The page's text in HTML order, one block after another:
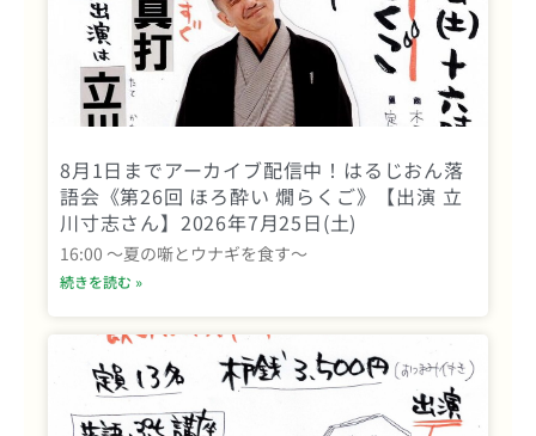
8月1日までアーカイブ配信中！はるじおん落
語会《第26回 ほろ酔い 燗らくご》【出演 立
川寸志さん】2026年7月25日(土)
16:00 〜夏の噺とウナギを食す〜
続きを読む »